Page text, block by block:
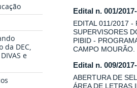
da DEC,
e
Edital n. 001/
EDITAL 011/2017 -
SUPERVISORES
PIBID -
CAMPO MOURÃO.
Edital n. 009/
ABERTURA DE
ÁREA DE LETRAS